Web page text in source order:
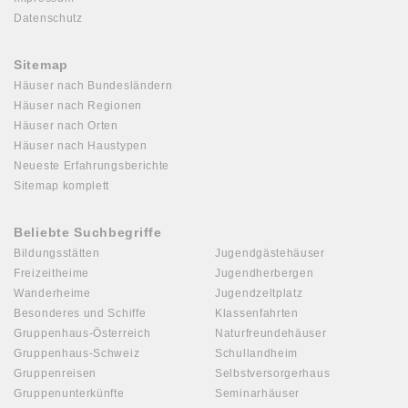
Datenschutz
Sitemap
Häuser nach Bundesländern
Häuser nach Regionen
Häuser nach Orten
Häuser nach Haustypen
Neueste Erfahrungsberichte
Sitemap komplett
Beliebte Suchbegriffe
Bildungsstätten
Freizeitheime
Wanderheime
Besonderes und Schiffe
Gruppenhaus-Österreich
Gruppenhaus-Schweiz
Gruppenreisen
Gruppenunterkünfte
Jugendgästehäuser
Jugendherbergen
Jugendzeltplatz
Klassenfahrten
Naturfreundehäuser
Schullandheim
Selbstversorgerhaus
Seminarhäuser